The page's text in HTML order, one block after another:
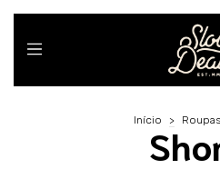
Início > Roupas